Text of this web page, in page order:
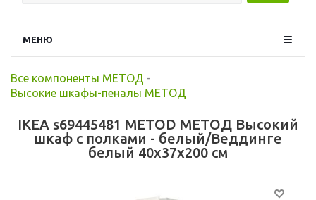
МЕНЮ
Все компоненты МЕТОД -
Высокие шкафы-пеналы МЕТОД
IKEA s69445481 METOD МЕТОД Высокий
шкаф с полками - белый/Веддинге
белый 40x37x200 см